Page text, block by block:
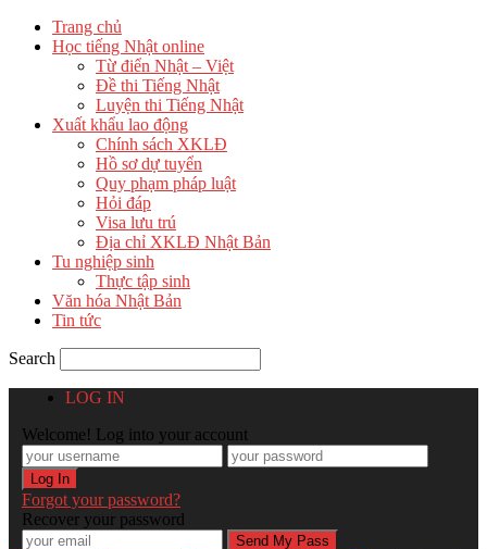
Trang chủ
Học tiếng Nhật online
Từ điển Nhật – Việt
Đề thi Tiếng Nhật
Luyện thi Tiếng Nhật
Xuất khẩu lao động
Chính sách XKLĐ
Hồ sơ dự tuyển
Quy phạm pháp luật
Hỏi đáp
Visa lưu trú
Địa chỉ XKLĐ Nhật Bản
Tu nghiệp sinh
Thực tập sinh
Văn hóa Nhật Bản
Tin tức
Search
LOG IN
Welcome! Log into your account
Forgot your password?
Recover your password